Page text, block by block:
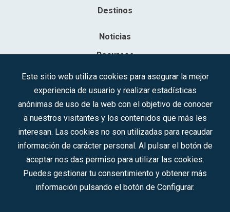
Destinos
Noticias
Recursos
Contacto
Sociedad Mercantil Estatal para la Gestión de la Innovación y las
C.I.F.: A-81/874.984
Síguenos en redes sociales:
Este sitio web utiliza cookies para asegurar la mejor
experiencia de usuario y realizar estadísticas
anónimas de uso de la web con el objetivo de conocer
a nuestros visitantes y los contenidos que más les
interesan. Las cookies no son utilizadas para recaudar
información de carácter personal. Al pulsar el botón de
aceptar nos das permiso para utilizar las cookies.
Puedes gestionar tu consentimiento y obtener más
información pulsando el botón de Configurar.